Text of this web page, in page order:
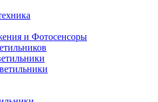
и Фотосенсоры